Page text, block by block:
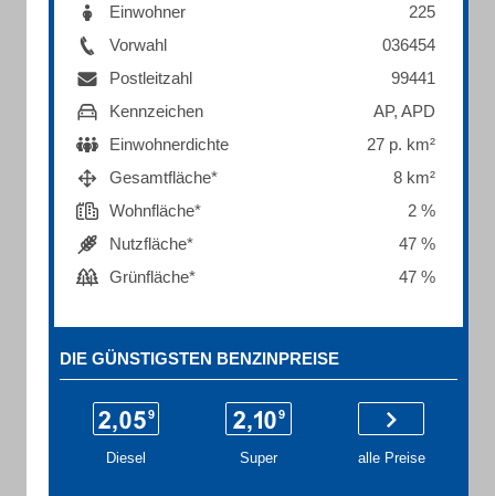
Einwohner
225
Vorwahl
036454
Postleitzahl
99441
Kennzeichen
AP, APD
Einwohnerdichte
27 p. km²
Gesamtfläche*
8 km²
Wohnfläche*
2 %
Nutzfläche*
47 %
Grünfläche*
47 %
DIE GÜNSTIGSTEN BENZINPREISE
Diesel Super alle Preise